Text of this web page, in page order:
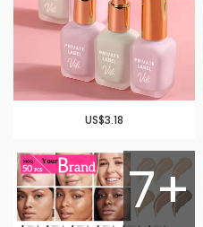
US$3.18
7+